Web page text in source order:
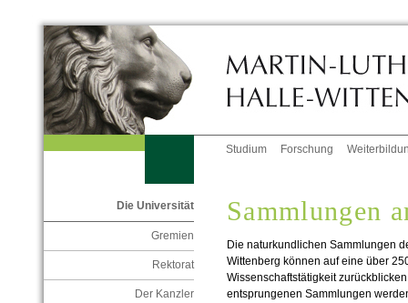
Studium Forschung
Die Universität
Gremien
Rektorat
Der Kanzler
Sammlungen
Die naturkundlichen Sammlungen
Wittenberg können auf eine über
Wissenschaftstätigkeit
entsprungenen Sammlungen